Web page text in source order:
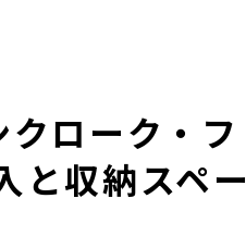
ローク・フ
と収納スペー